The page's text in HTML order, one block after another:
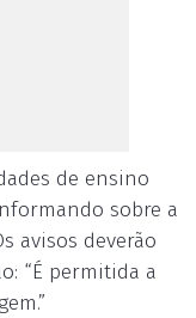
de ensino
sobre a
avisos deverão
“É permitida a